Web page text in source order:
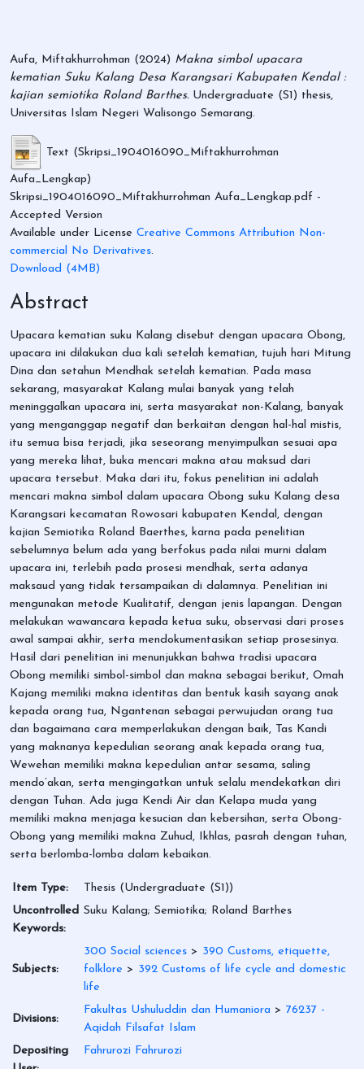
Aufa, Miftakhurrohman (2024) Makna simbol upacara
kematian Suku Kalang Desa Karangsari Kabupaten Kendal :
kajian semiotika Roland Barthes. Undergraduate (S1) thesis,
Universitas Islam Negeri Walisongo Semarang.
Text (Skripsi_1904016090_Miftakhurrohman
Aufa_Lengkap)
Skripsi_1904016090_Miftakhurrohman Aufa_Lengkap.pdf -
Accepted Version
Available under License Creative Commons Attribution Non-
commercial No Derivatives.
Download (4MB)
Abstract
Upacara kematian suku Kalang disebut dengan upacara Obong,
upacara ini dilakukan dua kali setelah kematian, tujuh hari Mitung
Dina dan setahun Mendhak setelah kematian. Pada masa
sekarang, masyarakat Kalang mulai banyak yang telah
meninggalkan upacara ini, serta masyarakat non-Kalang, banyak
yang menganggap negatif dan berkaitan dengan hal-hal mistis,
itu semua bisa terjadi, jika seseorang menyimpulkan sesuai apa
yang mereka lihat, buka mencari makna atau maksud dari
upacara tersebut. Maka dari itu, fokus penelitian ini adalah
mencari makna simbol dalam upacara Obong suku Kalang desa
Karangsari kecamatan Rowosari kabupaten Kendal, dengan
kajian Semiotika Roland Baerthes, karna pada penelitian
sebelumnya belum ada yang berfokus pada nilai murni dalam
upacara ini, terlebih pada prosesi mendhak, serta adanya
maksaud yang tidak tersampaikan di dalamnya. Penelitian ini
mengunakan metode Kualitatif, dengan jenis lapangan. Dengan
melakukan wawancara kepada ketua suku, observasi dari proses
awal sampai akhir, serta mendokumentasikan setiap prosesinya.
Hasil dari penelitian ini menunjukkan bahwa tradisi upacara
Obong memiliki simbol-simbol dan makna sebagai berikut, Omah
Kajang memiliki makna identitas dan bentuk kasih sayang anak
kepada orang tua, Ngantenan sebagai perwujudan orang tua
dan bagaimana cara memperlakukan dengan baik, Tas Kandi
yang maknanya kepedulian seorang anak kepada orang tua,
Wewehan memiliki makna kepedulian antar sesama, saling
mendo’akan, serta mengingatkan untuk selalu mendekatkan diri
dengan Tuhan. Ada juga Kendi Air dan Kelapa muda yang
memiliki makna menjaga kesucian dan kebersihan, serta Obong-
Obong yang memiliki makna Zuhud, Ikhlas, pasrah dengan tuhan,
serta berlomba-lomba dalam kebaikan.
Item Type:
Thesis (Undergraduate (S1))
Uncontrolled
Keywords:
Suku Kalang; Semiotika; Roland Barthes
Subjects:
300 Social sciences > 390 Customs, etiquette,
folklore > 392 Customs of life cycle and domestic
life
Divisions:
Fakultas Ushuluddin dan Humaniora > 76237 -
Aqidah Filsafat Islam
Depositing
Fahrurozi Fahrurozi